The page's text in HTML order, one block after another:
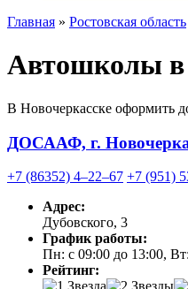
Главная » Ростовская область
Автошколы в
В Новочеркасске оформить
ДОСААФ, г.
+7 (86352) 4‒22‒67 +7 (951)
Адрес:
Дубовского, 3
График работы:
Пн: с 09:00 до 13:00,
Рейтинг: